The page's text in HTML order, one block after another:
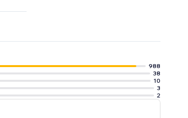
-
988
38
10
3
2